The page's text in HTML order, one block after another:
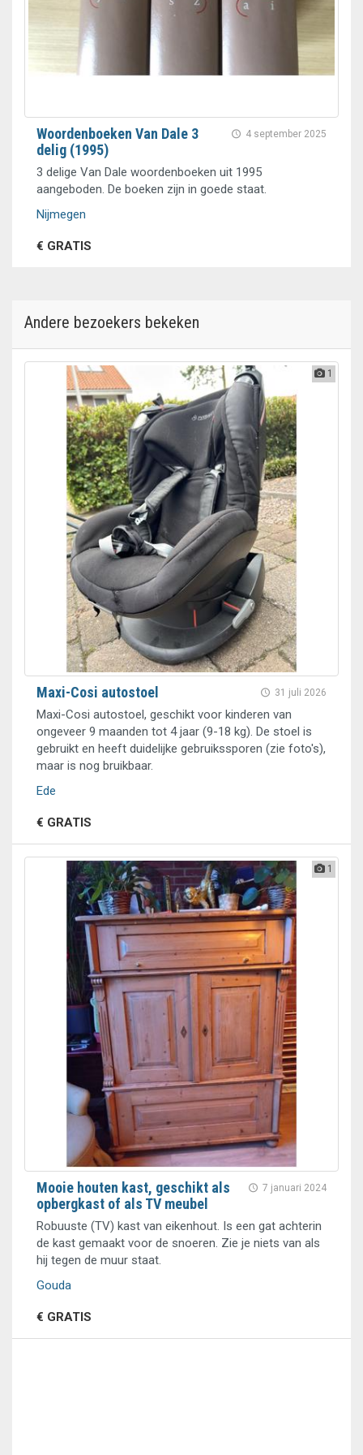
4 september 2025
Woordenboeken Van Dale 3
delig (1995)
3 delige Van Dale woordenboeken uit 1995
aangeboden. De boeken zijn in goede staat.
Nijmegen
€ GRATIS
Andere bezoekers bekeken
1
31 juli 2026
Maxi-Cosi autostoel
Maxi-Cosi autostoel, geschikt voor kinderen van
ongeveer 9 maanden tot 4 jaar (9-18 kg). De stoel is
gebruikt en heeft duidelijke gebruikssporen (zie foto's),
maar is nog bruikbaar.
Ede
€ GRATIS
1
7 januari 2024
Mooie houten kast, geschikt als
opbergkast of als TV meubel
Robuuste (TV) kast van eikenhout. Is een gat achterin
de kast gemaakt voor de snoeren. Zie je niets van als
hij tegen de muur staat.
Gouda
€ GRATIS